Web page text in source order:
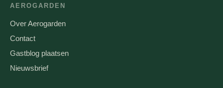
AEROGARDEN
Over Aerogarden
Contact
Gastblog plaatsen
Nieuwsbrief